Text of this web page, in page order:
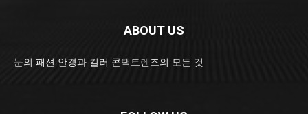
ABOUT US
눈의 패션 안경과 컬러 콘택트렌즈의 모든 것